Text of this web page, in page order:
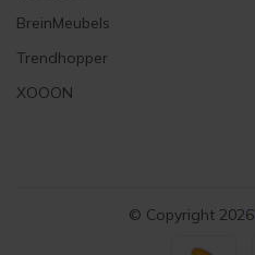
BreinMeubels
Trendhopper
XOOON
© Copyright 2026